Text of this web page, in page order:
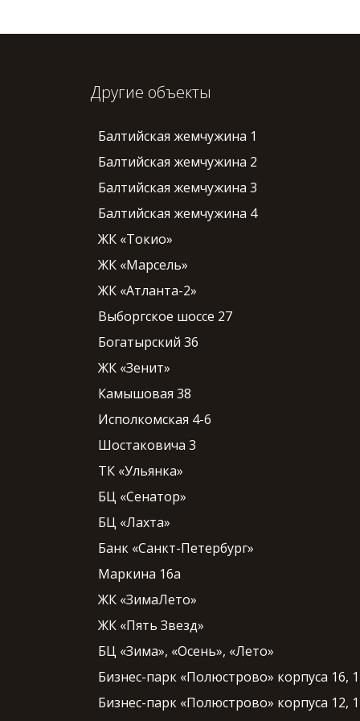
Другие объекты
Балтийская жемчужина 1
Балтийская жемчужина 2
Балтийская жемчужина 3
Балтийская жемчужина 4
ЖК «Токио»
ЖК «Марсель»
ЖК «Атланта-2»
Выборгское шоссе 27
Богатырский 36
ЖК «Зенит»
Камышовая 38
Исполкомская 4-6
Шостаковича 3
ТК «Ульянка»
БЦ «Сенатор»
БЦ «Лахта»
Банк «Санкт-Петербург»
Маркина 16а
ЖК «ЗимаЛето»
ЖК «Пять Звезд»
БЦ «Зима», «Осень», «Лето»
Бизнес-парк «Полюстрово» корпуса 16,
Бизнес-парк «Полюстрово» корпуса 12,